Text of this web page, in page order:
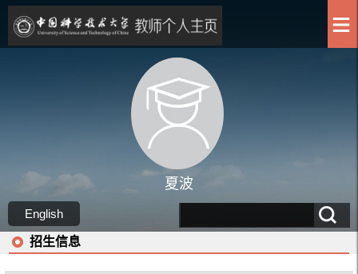
夏波
English
招生信息